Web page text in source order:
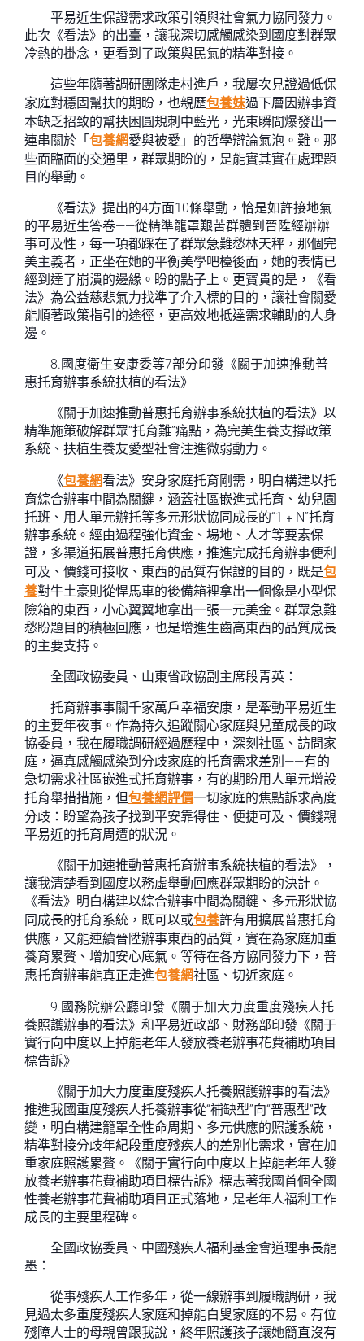
平易近生保證需求政策引領與社會氣力協同發力。
此次《看法》的出臺，讓我深切感觸感染到國度對群眾
冷熱的掛念，更看到了政策與民氣的精準對接。
這些年隨著調研團隊走村進戶，我屢次見證過低保
家庭對穩固幫扶的期盼，也親歷包養妹過下層因辦事資
本缺乏招致的幫扶困圓規刺中藍光，光束瞬間爆發出一
連串關於「包養網愛與被愛」的哲學辯論氣泡。難。那
些面臨面的交通里，群眾期盼的，是能實其實在處理題
目的舉動。
《看法》提出的4方面10條舉動，恰是如許接地氣
的平易近生答卷——從精準籠罩艱苦群體到晉陞經辦辦
事可及性，每一項都踩在了群眾急難愁林天秤，那個完
美主義者，正坐在她的平衡美學吧檯後面，她的表情已
經到達了崩潰的邊緣。盼的點子上。更寶貴的是，《看
法》為公益慈悲氣力找準了介入標的目的，讓社會關愛
能順著政策指引的途徑，更高效地抵達需求輔助的人身
邊。
8.國度衛生安康委等7部分印發《關于加速推動普
惠托育辦事系統扶植的看法》
《關于加速推動普惠托育辦事系統扶植的看法》以
精準施策破解群眾“托育難”痛點，為完美生養支撐政策
系統、扶植生養友愛型社會注進微弱動力。
《包養網看法》安身家庭托育剛需，明白構建以托
育綜合辦事中間為關鍵，涵蓋社區嵌進式托育、幼兒園
托班、用人單元辦托等多元形狀協同成長的“1﹢N”托育
辦事系統。經由過程強化資金、場地、人才等要素保
證，多渠道拓展普惠托育供應，推進完成托育辦事便利
可及、價錢可接收、東西的品質有保證的目的，既是包
養對牛土豪則從悍馬車的後備箱裡拿出一個像是小型保
險箱的東西，小心翼翼地拿出一張一元美金。群眾急難
愁盼題目的積極回應，也是增進生齒高東西的品質成長
的主要支持。
全國政協委員、山東省政協副主席段青英：
托育辦事事關千家萬戶幸福安康，是牽動平易近生
的主要年夜事。作為持久追蹤關心家庭與兒童成長的政
協委員，我在履職調研經過歷程中，深刻社區、訪問家
庭，逼真感觸感染到分歧家庭的托育需求差別——有的
急切需求社區嵌進式托育辦事，有的期盼用人單元增設
托育舉措措施，但包養網評價一切家庭的焦點訴求高度
分歧：盼望為孩子找到平安靠得住、便捷可及、價錢親
平易近的托育周遭的狀況。
《關于加速推動普惠托育辦事系統扶植的看法》，
讓我清楚看到國度以務虛舉動回應群眾期盼的決計。
《看法》明白構建以綜合辦事中間為關鍵、多元形狀協
同成長的托育系統，既可以或包養許有用擴展普惠托育
供應，又能連續晉陞辦事東西的品質，實在為家庭加重
養育累贅、增加安心底氣。等待在各方協同發力下，普
惠托育辦事能真正走進包養網社區、切近家庭。
9.國務院辦公廳印發《關于加大力度重度殘疾人托
養照護辦事的看法》和平易近政部、財務部印發《關于
實行向中度以上掉能老年人發放養老辦事花費補助項目
標告訴》
《關于加大力度重度殘疾人托養照護辦事的看法》
推進我國重度殘疾人托養辦事從“補缺型”向“普惠型”改
變，明白構建籠罩全性命周期、多元供應的照護系統，
精準對接分歧年紀段重度殘疾人的差別化需求，實在加
重家庭照護累贅。《關于實行向中度以上掉能老年人發
放養老辦事花費補助項目標告訴》標志著我國首個全國
性養老辦事花費補助項目正式落地，是老年人福利工作
成長的主要里程碑。
全國政協委員、中國殘疾人福利基金會道理事長龍
墨：
從事殘疾人工作多年，從一線辦事到履職調研，我
見過太多重度殘疾人家庭和掉能白叟家庭的不易。有位
殘障人士的母親曾跟我說，終年照護孩子讓她簡直沒有